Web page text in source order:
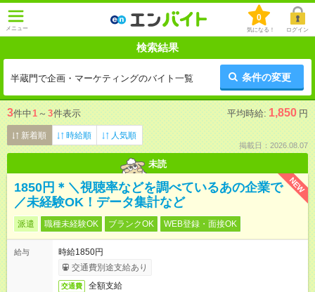
メニュー
0
気になる！ ログイン
検索結果
半蔵門で企画・マーケティングのバイト一覧 条件の変更
3件中1 ～ 3件表示 平均時給: 1,850 円
新着順 時給順 人気順
掲載日：2026.08.07
未読
NEW
1850円＊＼視聴率などを調べているあの企業で
／未経験OK！データ集計など
派遣 職種未経験OK ブランクOK WEB登録・面接OK
給与
時給1850円
交通費別途支給あり
交通費 全額支給